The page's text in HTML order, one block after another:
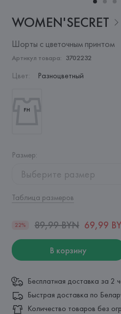
WOMEN'SECRET
Шорты с цветочным принтом
Артикул товара: 3702232
Цвет: Разноцветный
Размер:
Выберите размер
Таблица размеров
22% 89,99 BYN 69,99
В корзину
Бесплатная доставка за 2
Быстрая доставка по
Количество товаров без